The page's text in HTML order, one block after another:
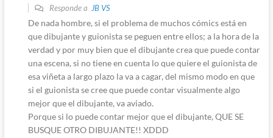
Responde a JB VS
De nada hombre, si el problema de muchos cómics está en
que dibujante y guionista se peguen entre ellos; a la hora de la
verdad y por muy bien que el dibujante crea que puede contar
una escena, si no tiene en cuenta lo que quiere el guionista de
esa viñeta a largo plazo la va a cagar, del mismo modo en que
si el guionista se cree que puede contar visualmente algo
mejor que el dibujante, va aviado.
Porque si lo puede contar mejor que el dibujante, QUE SE
BUSQUE OTRO DIBUJANTE!! XDDD